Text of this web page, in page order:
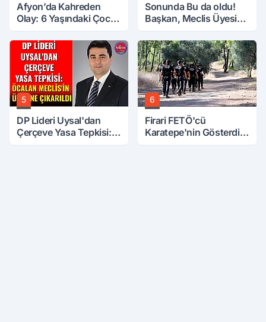
Afyon’da Kahreden
Olay: 6 Yaşındaki Çocuk
Sonunda Bu da oldu!
Başkan, Meclis Üyesini
Attırdı
5
DP Lideri Uysal'dan
Çerçeve Yasa Tepkisi:
6
Firari FETÖ'cü
Karatepe'nin Gösterdiği